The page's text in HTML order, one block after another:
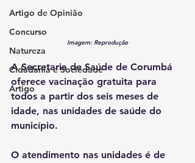
Artigo de Opinião
Concurso
Natureza
Cidadania e Sociedade
Artigo
Imagem: Reprodução
A Secretaria de Saúde de Corumbá
oferece vacinação gratuita para
todos a partir dos seis meses de
idade, nas unidades de saúde do
município.
O atendimento nas unidades é de